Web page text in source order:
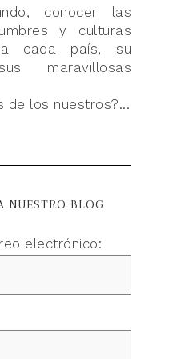
conocer las
y culturas
cada país, su
maravillosas
de los nuestros?...
NUESTRO BLOG
electrónico: